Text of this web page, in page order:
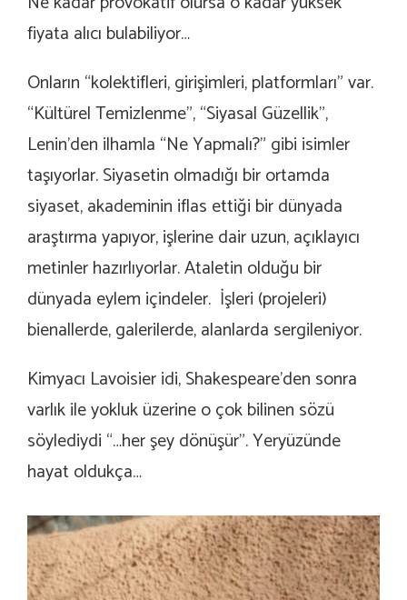
fiyata alıcı bulabiliyor…
Onların “kolektifleri, girişimleri, platformları” var.
“Kültürel Temizlenme”, “Siyasal Güzellik”,
Lenin’den ilhamla “Ne Yapmalı?” gibi isimler
taşıyorlar. Siyasetin olmadığı bir ortamda
siyaset, akademinin iflas ettiği bir dünyada
araştırma yapıyor, işlerine dair uzun, açıklayıcı
metinler hazırlıyorlar. Ataletin olduğu bir
dünyada eylem içindeler. İşleri (projeleri)
bienallerde, galerilerde, alanlarda sergileniyor.
Kimyacı Lavoisier idi, Shakespeare’den sonra
varlık ile yokluk üzerine o çok bilinen sözü
söylediydi “…her şey dönüşür”. Yeryüzünde
hayat oldukça…